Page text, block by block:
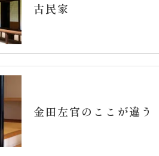
古民家
金田左官のここが違う